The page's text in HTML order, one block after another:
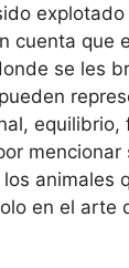
cuenta que
se les
equilibrio,
mencionar
animales
en el arte